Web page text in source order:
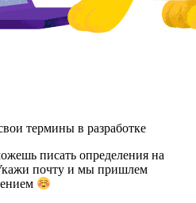
термины в разработке
писать определения на
почту и мы пришлем